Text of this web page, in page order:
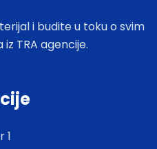
i budite u toku o svim
TRA agencije.
1